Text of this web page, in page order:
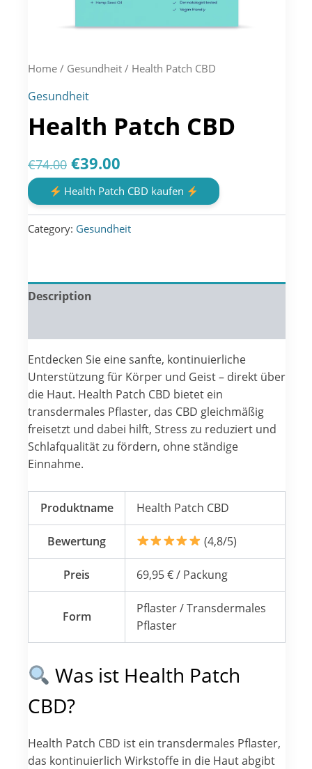
Home / Gesundheit / Health Patch CBD
Gesundheit
Health Patch CBD
€74.00 Original
price
was:
€74.00.
€39.00
price
is:
€39.00.
Health Patch CBD kaufen
Category: Gesundheit
Description
Entdecken Sie eine sanfte, kontinuierliche
Unterstützung für Körper und Geist – direkt über
die Haut. Health Patch CBD bietet ein
transdermales Pflaster, das CBD gleichmäßig
freisetzt und dabei hilft, Stress zu reduziert und
Schlafqualität zu fördern, ohne ständige
Einnahme.
Produktname Health Patch CBD
Bewertung (4,8/5)
Preis 69,95 € / Packung
Form
Pflaster / Transdermales
Pflaster
Was ist Health Patch
CBD?
Health Patch CBD ist ein transdermales Pflaster,
das kontinuierlich Wirkstoffe in die Haut abgibt